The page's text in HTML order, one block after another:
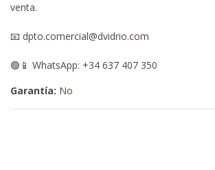
venta.
📧 dpto.comercial@dvidrio.com
🟢📱 WhatsApp: +34 637 407 350
Garantía: No